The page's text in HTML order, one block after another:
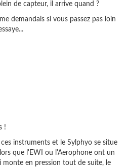
de capteur, il arrive quand ?
demandais si vous passez pas loin
!
instruments et le Sylphyo se situe
que l'EWI ou l'Aerophone ont un
en pression tout de suite, le